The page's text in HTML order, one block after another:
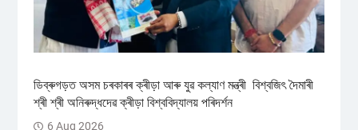
ডিব্ৰুগড়ত অসম চৰকাৰৰ ক্ৰীড়া আৰু যুৱ কল্যাণ মন্ত্ৰী বিশ্বজিৎ দৈমাৰী
শ্ৰী শ্ৰী অনিৰুদ্ধদেৱ ক্ৰীড়া বিশ্ববিদ্যালয় পৰিদৰ্শন
6 Aug 2026